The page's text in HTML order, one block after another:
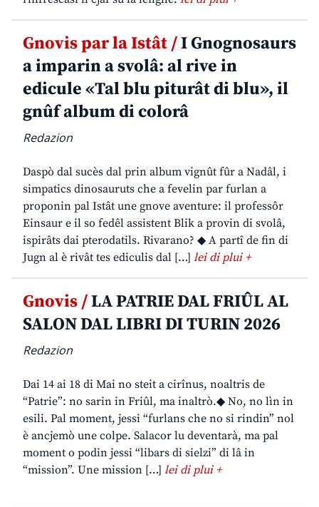
Gnovis par la Istât /I Gnognosaurs
a imparin a svolâ: al rive in
edicule «Tal blu piturât di blu», il
gnûf album di colorâ
Redazion
Daspò dal sucès dal prin album vignût fûr a Nadâl, i
simpatics dinosauruts che a fevelin par furlan a
proponin pal Istât une gnove aventure: il professôr
Einsaur e il so fedêl assistent Blik a provin di svolâ,
ispirâts dai pterodatils. Rivarano? ◆ A partî de fin di
Jugn al è rivât tes ediculis dal […] lei di plui +
Gnovis /LA PATRIE DAL FRIÛL AL
SALON DAL LIBRI DI TURIN 2026
Redazion
Dai 14 ai 18 di Mai no steit a cirînus, noaltris de
“Patrie”: no sarin in Friûl, ma inaltrò.◆ No, no lìn in
esili. Pal moment, jessi “furlans che no si rindin” nol
è ancjemò une colpe. Salacor lu deventarà, ma pal
moment o podin jessi “libars di sielzi” di lâ in
“mission”. Une mission […] lei di plui +